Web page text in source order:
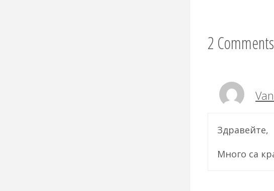
2 Comments
Здравейте,
Много са